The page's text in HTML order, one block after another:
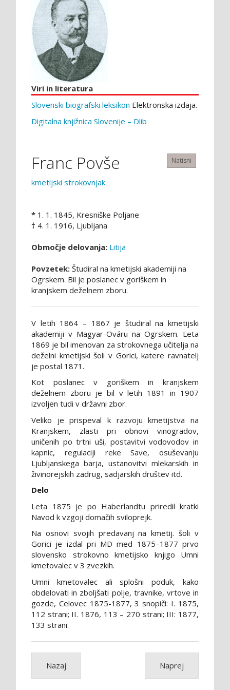
Viri in literatura
Slovenski biografski leksikon Elektronska izdaja.
Digitalna knjižnica Slovenije – Dlib
Natisni
Franc Povše
kmetijski strokovnjak
* 1. 1. 1845, Kresniške Poljane
† 4. 1. 1916, Ljubljana
Območje delovanja: Litija
Povzetek: Študiral na kmetijski akademiji na
Ogrskem. Bil je poslanec v goriškem in
kranjskem deželnem zboru.
V letih 1864 – 1867 je študiral na kmetijski
akademiji v Magyar-Ováru na Ogrskem. Leta
1869 je bil imenovan za strokovnega učitelja na
deželni kmetijski šoli v Gorici, katere ravnatelj
je postal 1871.
Kot poslanec v goriškem in kranjskem
deželnem zboru je bil v letih 1891 in 1907
izvoljen tudi v državni zbor.
Veliko je prispeval k razvoju kmetijstva na
Kranjskem, zlasti pri obnovi vinogradov,
uničenih po trtni uši, postavitvi vodovodov in
kapnic, regulaciji reke Save, osuševanju
Ljubljanskega barja, ustanovitvi mlekarskih in
živinorejskih zadrug, sadjarskih društev itd.
Delo
Leta 1875 je po Haberlandtu priredil kratki
Navod k vzgoji domačih sviloprejk.
Na osnovi svojih predavanj na kmetij. šoli v
Gorici je izdal pri MD med 1875–1877 prvo
slovensko strokovno kmetijsko knjigo Umni
kmetovalec v 3 zvezkih.
Umni kmetovalec ali splošni poduk, kako
obdelovati in zboljšati polje, travnike, vrtove in
gozde, Celovec 1875-1877, 3 snopiči: I. 1875,
112 strani; II. 1876, 113 – 270 strani; III: 1877,
133 strani.
Nazaj Naprej